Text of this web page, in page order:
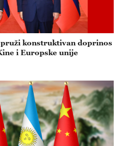
pruži konstruktivan doprinos
i Europske unije